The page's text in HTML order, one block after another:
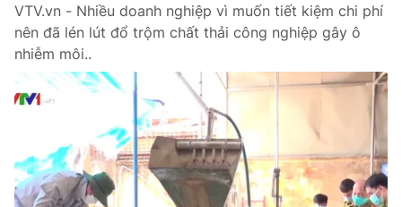
VTV.vn - Nhiều doanh nghiệp vì muốn tiết kiệm chi phí
nên đã lén lút đổ trộm chất thải công nghiệp gây ô
nhiễm môi..